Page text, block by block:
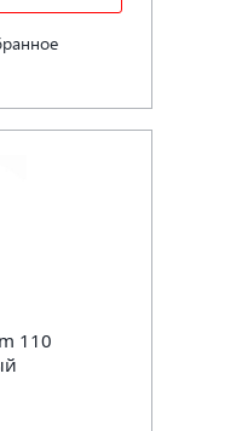
110